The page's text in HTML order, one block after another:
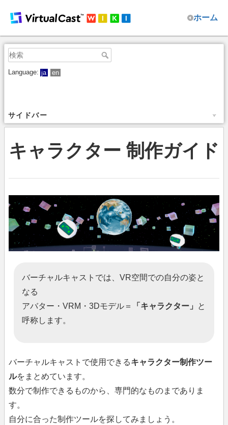
ホーム
Language: ja en
サイドバー
キャラクター 制作ガイド
バーチャルキャストでは、VR空間での自分の姿と
なる
アバター・VRM・3Dモデル＝
「キャラクター」 と
呼称します。
バーチャルキャストで使用できるキャラクター制作ツー
ルをまとめています。
数分で制作できるものから、専門的なものまでありま
す。
自分に合った制作ツールを探してみましょう。